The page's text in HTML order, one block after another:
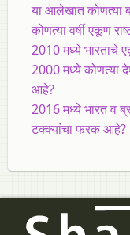
या आलेखात कोणत्या
कोणत्या वर्षी एकूण
2010 मध्ये भारताचे
2000 मध्ये कोणत्या
आहे?
2016 मध्ये भारत व
टक्क्यांचा फरक आहे?